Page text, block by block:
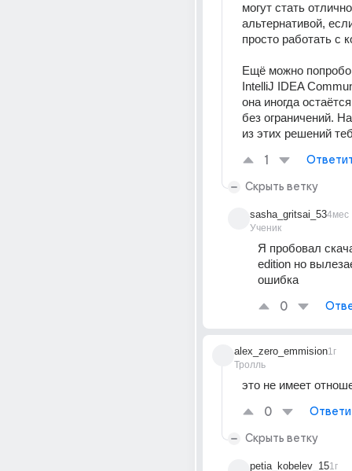
могут стать
альтернативой,
просто работать с
Ещё можно
IntelliJ IDEA
она иногда
без ограничений.
из этих решений
1
Скрыть ветку
sasha_gritsai_53
Ученик
4мес
Я пробовал
edition но
ошибка
0
alex_zero_emmision
Тролль
1г
это не имеет
0
Скрыть ветку
petia_kobelev_151г